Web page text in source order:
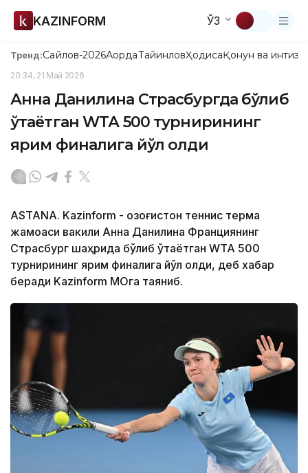
KAZINFORM ЎЗ
Тренд:Сайлов-2026АқордаТайинловҲодисаҚонун ва
20:34, 21 Май 2026
Анна Данилина Страсбургда бўлиб
ўтаётган WТА 500 турнирининг
ярим финалига йўл олди
ASTANA. Kazinform - Қозоғистон теннис терма
жамоаси вакили Анна Данилина Франциянинг
Страсбург шаҳрида бўлиб ўтаётган WТА 500
турнирининг ярим финалига йўл олди, деб хабар
беради Kazinform МОҚга таяниб.